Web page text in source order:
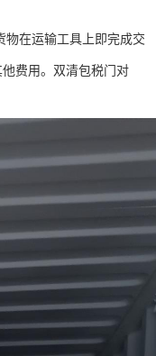
物在运输工具上即完成交
费用。双清包税门对